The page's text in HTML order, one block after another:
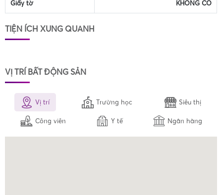
Giấy tờ KHÔNG CÓ
TIỆN ÍCH XUNG QUANH
VỊ TRÍ BẤT ĐỘNG SẢN
Vị trí Trường học Siêu thị
Công viên Y tế Ngân hàng